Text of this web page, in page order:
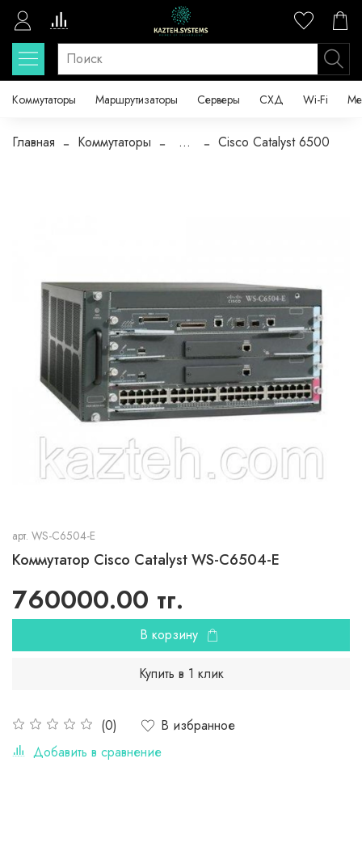
Коммутаторы Маршрутизаторы Серверы СХД Wi-Fi
Главная Коммутаторы ... Cisco Catalyst 6500
арт. WS-C6504-E
Коммутатор Cisco Catalyst WS-C6504-E
(0)
В избранное
Добавить в сравнение
760000.00 тг.
В корзину
Купить в 1 клик